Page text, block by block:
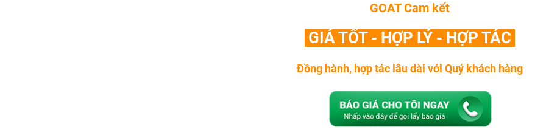
GOAT Cam kết
GIÁ TỐT - HỢP LÝ - HỢP TÁC
Đồng hành, hợp tác lâu dài với Quý khách hàng